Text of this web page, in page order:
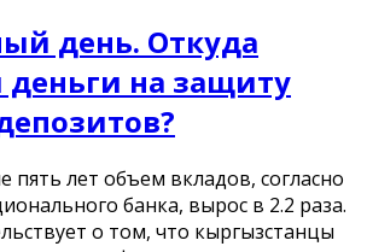
день. Откуда
деньги на защиту
пять лет объем вкладов, согласно
банка, вырос в 2.2 раза.
о том, что кыргызстанцы